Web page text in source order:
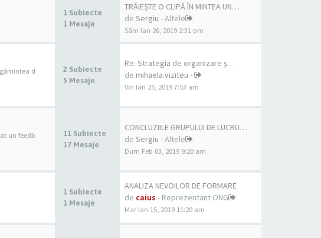
1 Subiecte
1 Mesaje
TRĂIEȘTE O CLIPĂ ÎN MINTEA UN…
de Sergiu - Altele
Sâm Ian 26, 2019 2:31 pm
d
2 Subiecte
5 Mesaje
Re: Strategia de organizare ș…
de mihaela.viziteu -
Vin Ian 25, 2019 7:53 am
un feedb
11 Subiecte
17 Mesaje
CONCLUZIILE GRUPULUI DE LUCRU…
de Sergiu - Altele
Dum Feb 03, 2019 9:20 am
1 Subiecte
1 Mesaje
ANALIZA NEVOILOR DE FORMARE
de caius - Reprezentant ONG
Mar Ian 15, 2019 11:20 am